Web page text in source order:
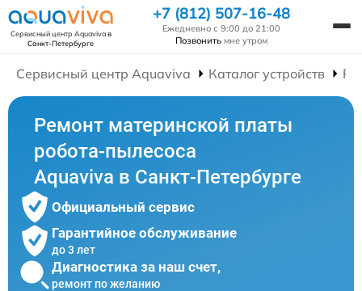
Сервисный центр Aquavivaв
Санкт-Петербурге
+7 (812) 507-16-48
Ежедневно с 9:00 до 21:00
Позвонить мне утром
Сервисный центр Aquaviva Каталог устройств
Ремонт материнской платы
робота-пылесоса
Aquaviva в Санкт-Петербурге
Официальный сервис
Гарантийное обслуживание
до 3 лет
Диагностика за наш счет,
ремонт по желанию